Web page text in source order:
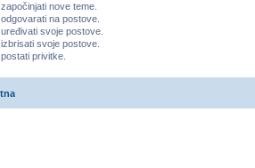
započinjati nove teme.
odgovarati na postove.
uređivati svoje postove.
izbrisati svoje postove.
postati privitke.